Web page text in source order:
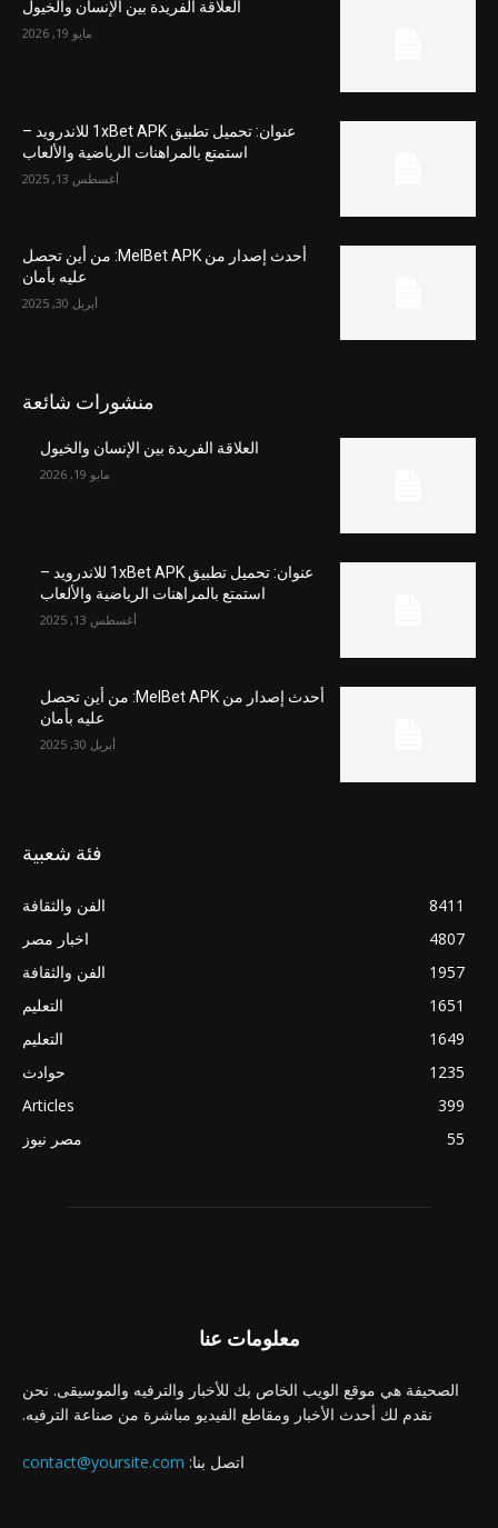
العلاقة الفريدة بين الإنسان والخيول
مايو 19, 2026
عنوان: تحميل تطبيق 1xBet APK للاندرويد –
استمتع بالمراهنات الرياضية والألعاب
أغسطس 13, 2025
أحدث إصدار من MelBet APK: من أين تحصل
عليه بأمان
أبريل 30, 2025
منشورات شائعة
العلاقة الفريدة بين الإنسان والخيول
مايو 19, 2026
عنوان: تحميل تطبيق 1xBet APK للاندرويد –
استمتع بالمراهنات الرياضية والألعاب
أغسطس 13, 2025
أحدث إصدار من MelBet APK: من أين تحصل
عليه بأمان
أبريل 30, 2025
فئة شعبية
الفن والثقافة
8411
اخبار مصر
4807
الفن والثقافة
1957
التعليم
1651
التعليم
1649
حوادث
1235
Articles
399
مصر نيوز
55
معلومات عنا
الصحيفة هي موقع الويب الخاص بك للأخبار والترفيه والموسيقى. نحن
نقدم لك أحدث الأخبار ومقاطع الفيديو مباشرة من صناعة الترفيه.
اتصل بنا: contact@yoursite.com